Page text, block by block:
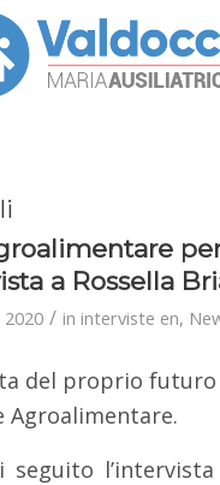
a Rossella
/ in interviste en,
del proprio
Agroalimentare.
seguito